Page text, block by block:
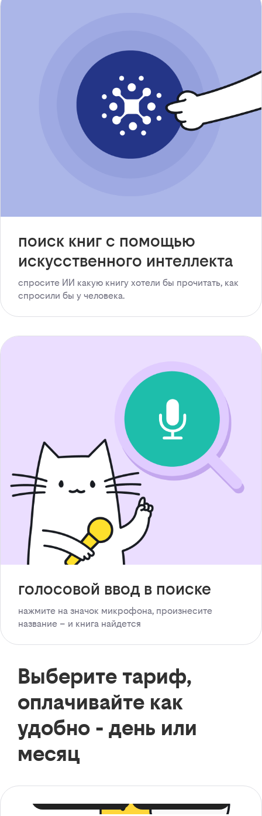
поиск книг с помощью
искусственного интеллекта
спросите ИИ какую книгу хотели бы прочитать, как
спросили бы у человека.
голосовой ввод в поиске
нажмите на значок микрофона, произнесите
название – и книга найдется
Выберите тариф,
оплачивайте как
удобно - день или
месяц